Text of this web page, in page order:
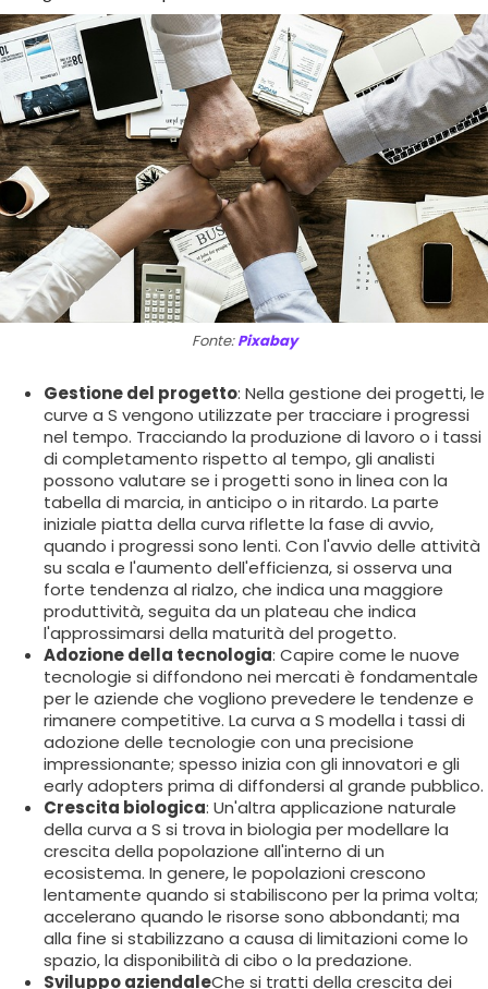
Fonte:Pixabay
Gestione del progetto: Nella gestione dei progetti, le
curve a S vengono utilizzate per tracciare i progressi
nel tempo. Tracciando la produzione di lavoro o i tassi
di completamento rispetto al tempo, gli analisti
possono valutare se i progetti sono in linea con la
tabella di marcia, in anticipo o in ritardo. La parte
iniziale piatta della curva riflette la fase di avvio,
quando i progressi sono lenti. Con l'avvio delle attività
su scala e l'aumento dell'efficienza, si osserva una
forte tendenza al rialzo, che indica una maggiore
produttività, seguita da un plateau che indica
l'approssimarsi della maturità del progetto.
Adozione della tecnologia: Capire come le nuove
tecnologie si diffondono nei mercati è fondamentale
per le aziende che vogliono prevedere le tendenze e
rimanere competitive. La curva a S modella i tassi di
adozione delle tecnologie con una precisione
impressionante; spesso inizia con gli innovatori e gli
early adopters prima di diffondersi al grande pubblico.
Crescita biologica: Un'altra applicazione naturale
della curva a S si trova in biologia per modellare la
crescita della popolazione all'interno di un
ecosistema. In genere, le popolazioni crescono
lentamente quando si stabiliscono per la prima volta;
accelerano quando le risorse sono abbondanti; ma
alla fine si stabilizzano a causa di limitazioni come lo
spazio, la disponibilità di cibo o la predazione.
Sviluppo aziendaleChe si tratti della crescita dei